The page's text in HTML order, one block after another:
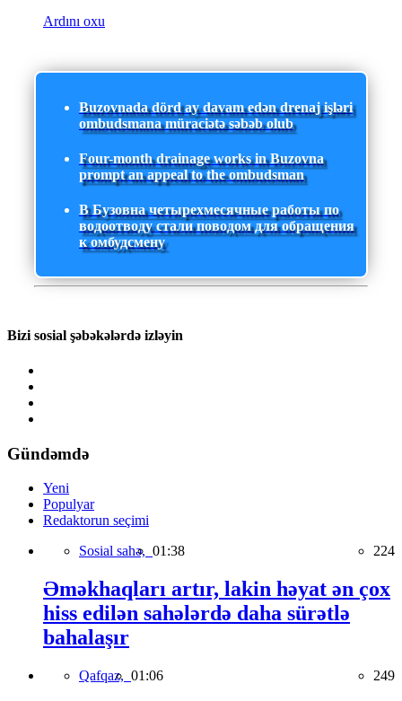
Ardını oxu
Buzovnada dörd ay davam edən drenaj işləri
ombudsmana müraciətə səbəb olub
Four-month drainage works in Buzovna
prompt an appeal to the ombudsman
В Бузовна четырехмесячные работы по
водоотводу стали поводом для обращения
к омбудсмену
Bizi sosial şəbəkələrdə izləyin
Gündəmdə
Yeni
Populyar
Redaktorun seçimi
Sosial sahə, 01:38 224
Əməkhaqları artır, lakin həyat ən çox
hiss edilən sahələrdə daha sürətlə
bahalaşır
Qafqaz, 01:06 249